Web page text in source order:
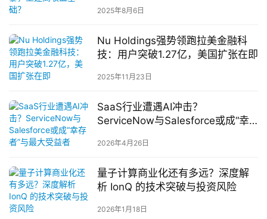
2025年8月6日
Nu Holdings强势领跑拉美金融科
技：用户突破1.27亿，美国扩张在即
2025年11月23日
SaaS行业遭遇AI冲击？
ServiceNow与Salesforce或成“幸
2026年4月26日
量子计算商业化还有多远？深度解
析 IonQ 的技术突破与投资风险
2026年1月18日